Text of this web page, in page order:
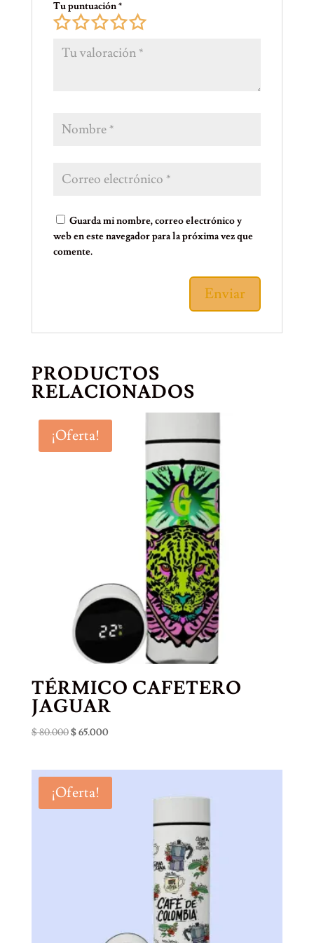
Tu puntuación*
Guarda mi nombre, correo electrónico y
web en este navegador para la próxima vez que
comente.
PRODUCTOS
RELACIONADOS
¡Oferta!
TÉRMICO CAFETERO
JAGUAR
$80.000El
era:
$ 80.000.
$65.000El
es:
¡Oferta!